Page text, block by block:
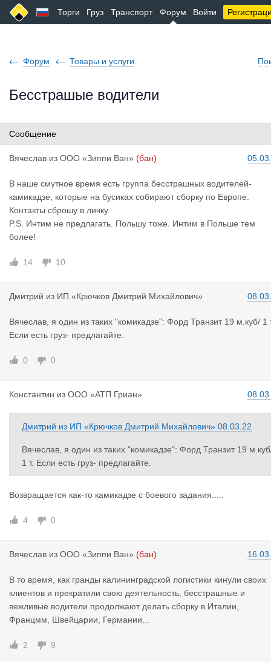
Торги Груз Транспорт Форум Войти
Форум Товары и услуги
Бесстрашые водители
Сообщение
Вячеслав из ООО «Зиппи Ван» (бан)
В наше смутное время есть группа бесстрашных водителей-
камикадзе, которые на бусиках собирают сборку по Европе.
Контакты сброшу в личку.
P.S. Интим не предлагать. Польшу тоже. Интим в Польше тем
более!
14 10
Дмитрий из ИП «Крючков Дмитрий Михайлович»
Вячеслав, я один из таких "комикадзе": Форд Транзит 19 м.куб/ 1
Если есть груз- предлагайте.
0 0
Константин из ООО «АТП Гриан»
Дмитрий из ИП «Крючков Дмитрий Михайлович» 08.03.22
Вячеслав, я один из таких "комикадзе": Форд Транзит 19
1 т. Если есть груз- предлагайте.
Возвращается как-то камикадзе с боевого задания.....
4 0
Вячеслав из ООО «Зиппи Ван» (бан)
В то время, как гранды калининградской логистики кинули своих
клиентов и прекратили свою деятельность, бесстрашные и
вежливые водители продолжают делать сборку в Италии,
Францмм, Швейцарии, Германии...
2 9